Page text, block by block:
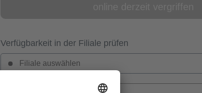
Verfügbarkeit in der Filiale prüfen
Filiale auswählen